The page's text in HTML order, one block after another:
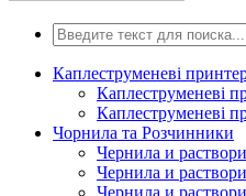
Каплеструменеві
Каплеструменеві
Каплеструменеві
Чорнила та Розчинники
Чернила и
Чернила и
Чернила и